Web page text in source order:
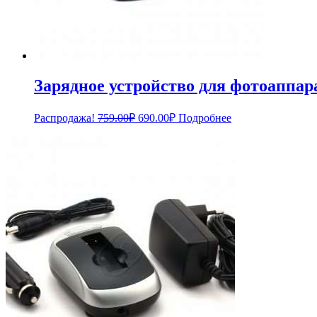
Зарядное устройство для
Распродажа! 759.00₽ Первоначальная
690.00₽Текущая
цена:
Подробнее